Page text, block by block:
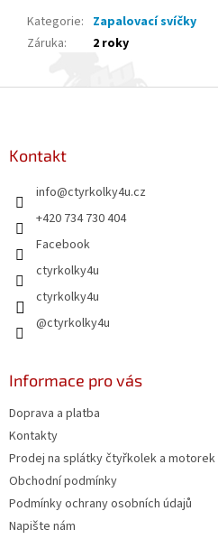
Kategorie: Zapalovací svíčky
Záruka: 2 roky
Kontakt
info@ctyrkolky4u.cz
+420 734 730 404
Facebook
ctyrkolky4u
ctyrkolky4u
@ctyrkolky4u
Informace pro vás
Doprava a platba
Kontakty
Prodej na splátky čtyřkolek a motorek
Obchodní podmínky
Podmínky ochrany osobních údajů
Napište nám